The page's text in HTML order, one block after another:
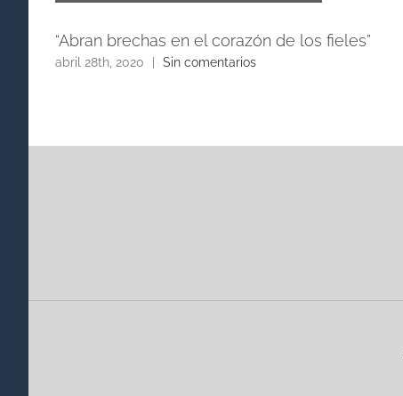
“Abran brechas en el corazón de los fieles”
abril 28th, 2020 Sin comentarios